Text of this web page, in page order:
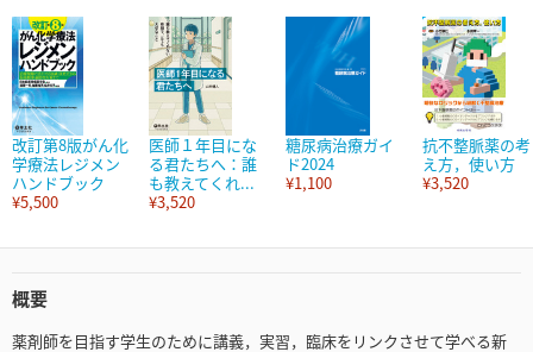
改訂第8版がん化
学療法レジメン
ハンドブック
¥5,500
医師１年目にな
る君たちへ：誰
も教えてくれ...
¥3,520
糖尿病治療ガイ
ド2024
¥1,100
抗不整脈薬の考
え方，使い方
¥3,520
概要
薬剤師を目指す学生のために講義，実習，臨床をリンクさせて学べる新